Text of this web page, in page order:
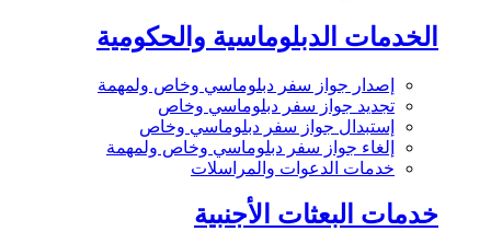
الخدمات الدبلوماسية والحكومية
إصدار جواز سفر دبلوماسي وخاص ولمهمة
تجديد جواز سفر دبلوماسي وخاص
إستبدال جواز سفر دبلوماسي وخاص
إلغاء جواز سفر دبلوماسي وخاص ولمهمة
خدمات الدعوات والمراسلات
خدمات البعثات الأجنبية